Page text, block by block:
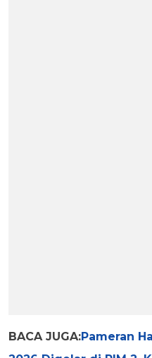
BACA JUGA:Pameran